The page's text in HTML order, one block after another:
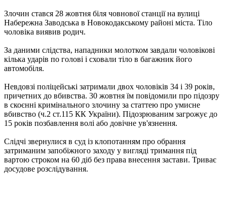
Злочин стався 28 жовтня біля човнової станції на вулиці
Набережна Заводська в Новокодакському районі міста. Тіло
чоловіка виявив родич.
За даними слідства, нападники молотком завдали чоловікові
кілька ударів по голові і сховали тіло в багажник його
автомобіля.
Невдовзі поліцейські затримали двох чоловіків 34 і 39 років,
причетних до вбивства. 30 жовтня їм повідомили про підозру
в скоєнні кримінального злочину за статтею про умисне
вбивство (ч.2 ст.115 КК України). Підозрюваним загрожує до
15 років позбавлення волі або довічне ув'язнення.
Слідчі звернулися в суд із клопотанням про обрання
затриманим запобіжного заходу у вигляді тримання під
вартою строком на 60 діб без права внесення застави. Триває
досудове розслідування.